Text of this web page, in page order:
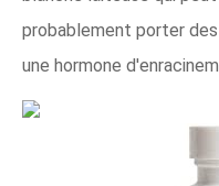
probablement porter
une hormone